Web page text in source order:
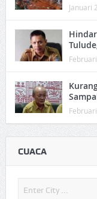
Januari
CUACA